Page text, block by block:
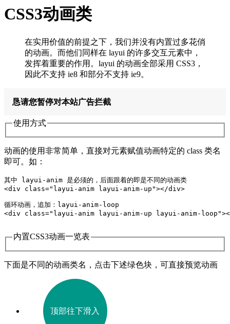
CSS3动画类
在实用价值的前提之下，我们并没有内置过多花俏
的动画。而他们同样在 layui 的许多交互元素中，
发挥着重要的作用。layui 的动画全部采用 CSS3，
因此不支持 ie8 和部分不支持 ie9。
恳请您暂停对本站广告拦截
使用方式
动画的使用非常简单，直接对元素赋值动画特定的 class 类名
即可。如：
其中 layui-anim 是必须的，后面跟着的即是不同的动画类
<div class="layui-anim layui-anim-up"></div>
循环动画，追加：layui-anim-loop
<div class="layui-anim layui-anim-up layui-anim-
内置CSS3动画一览表
下面是不同的动画类名，点击下述绿色块，可直接预览动画
顶部往下滑入